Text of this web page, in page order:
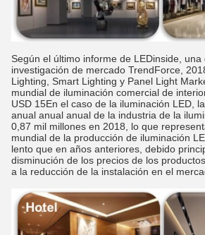
Según el último informe de LEDinside,
investigación de mercado TrendForce,
Lighting, Smart Lighting y Panel Light
mundial de iluminación comercial de
USD 15En el caso de la iluminación LED,
anual anual anual de la industria de la
0,87 mil millones en 2018, lo que
mundial de la producción de iluminación
lento que en años anteriores, debido
disminución de los precios de los
a la reducción de la instalación en el